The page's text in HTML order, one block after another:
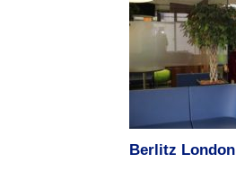
Berlitz London